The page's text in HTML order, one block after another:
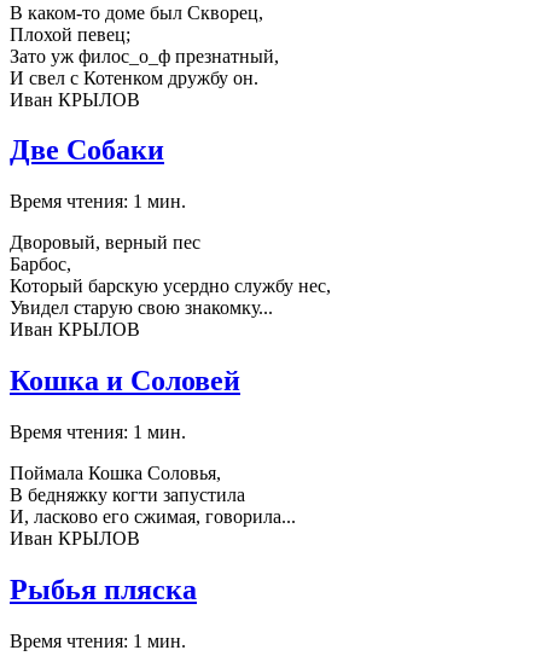
В каком-то доме был Скворец,
Плохой певец;
Зато уж филос_о_ф презнатный,
И свел с Котенком дружбу он.
Иван КРЫЛОВ
Две Собаки
Время чтения: 1 мин.
Дворовый, верный пес
Барбос,
Который барскую усердно службу нес,
Увидел старую свою знакомку...
Иван КРЫЛОВ
Кошка и Соловей
Время чтения: 1 мин.
Поймала Кошка Соловья,
В бедняжку когти запустила
И, ласково его сжимая, говорила...
Иван КРЫЛОВ
Рыбья пляска
Время чтения: 1 мин.